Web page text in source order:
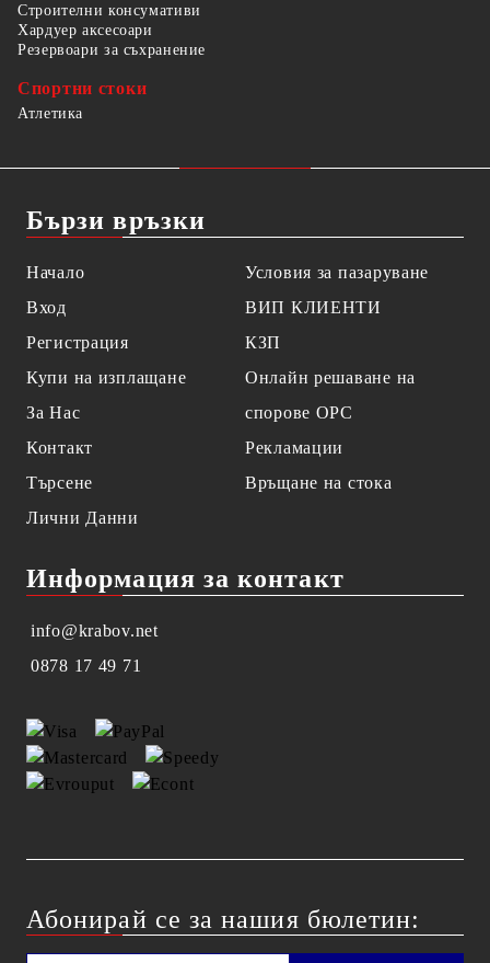
Строителни консумативи
Хардуер аксесоари
Резервоари за съхранение
Спортни стоки
Атлетика
Бързи връзки
Начало
Вход
Регистрация
Купи на изплащане
За Нас
Контакт
Търсене
Лични Данни
Условия за пазаруване
ВИП КЛИЕНТИ
КЗП
Онлайн решаване на
спорове OPC
Рекламации
Връщане на стока
Информация за контакт
info@krabov.net
0878 17 49 71
Абонирай се за нашия бюлетин: